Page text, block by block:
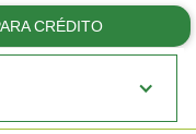
CRÉDITO